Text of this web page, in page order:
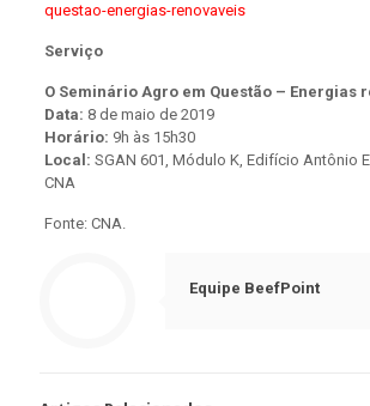
questao-energias-renovaveis
Serviço
O Seminário Agro em Questão – Energias
Data: 8 de maio de 2019
Horário: 9h às 15h30
Local: SGAN 601, Módulo K, Edifício Antônio
CNA
Fonte: CNA.
Equipe BeefPoint